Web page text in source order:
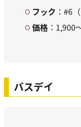
フック ：#6
価格 ：1,900
バスデイ